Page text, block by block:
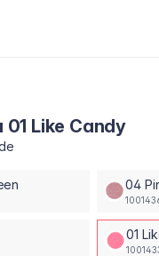
01 Like Candy
04
01